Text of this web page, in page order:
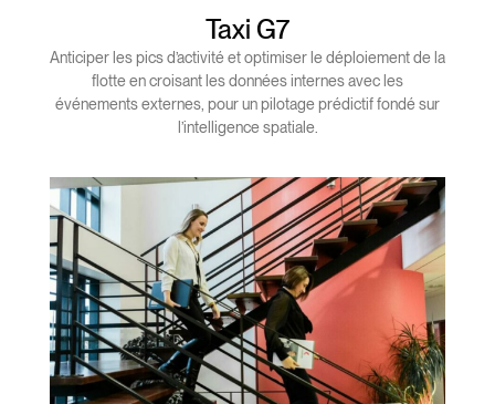
Taxi G7
Anticiper les pics d’activité et optimiser le déploiement de la
flotte en croisant les données internes avec les
événements externes, pour un pilotage prédictif fondé sur
l’intelligence spatiale.